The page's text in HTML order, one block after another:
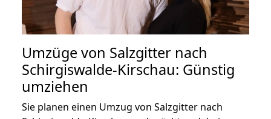
Umzüge von Salzgitter nach
Schirgiswalde-Kirschau: Günstig
umziehen
Sie planen einen Umzug von Salzgitter nach